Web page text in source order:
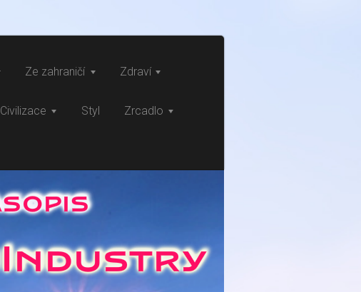
Ze zahraničí Zdraví
Civilizace Styl Zrcadlo